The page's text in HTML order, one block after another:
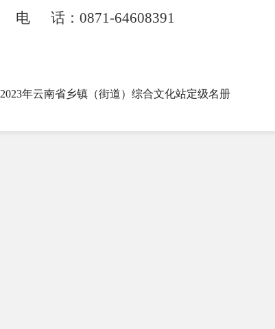
电
话： 0871-64608391
2023年云南省乡镇（街道）综合文化站定级名册